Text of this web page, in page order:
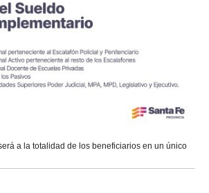
a la totalidad de los beneficiarios en un único